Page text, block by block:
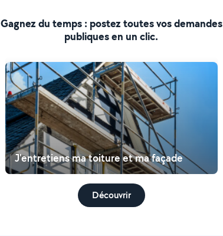
Gagnez du temps : postez toutes vos demandes
publiques en un clic.
J'entretiens ma toiture et ma façade
Découvrir